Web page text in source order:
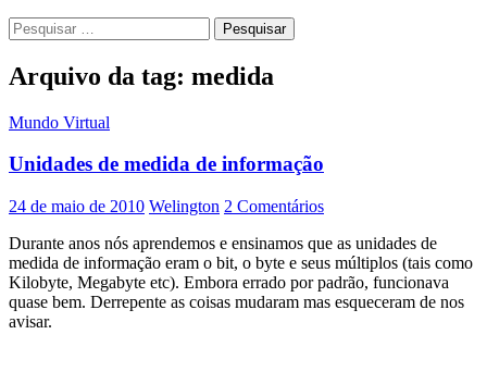
Pesquisar
por:
Arquivo da tag: medida
Mundo Virtual
Unidades de medida de informação
24 de maio de 2010 Welington 2 Comentários
Durante anos nós aprendemos e ensinamos que as unidades de
medida de informação eram o bit, o byte e seus múltiplos (tais como
Kilobyte, Megabyte etc). Embora errado por padrão, funcionava
quase bem. Derrepente as coisas mudaram mas esqueceram de nos
avisar.